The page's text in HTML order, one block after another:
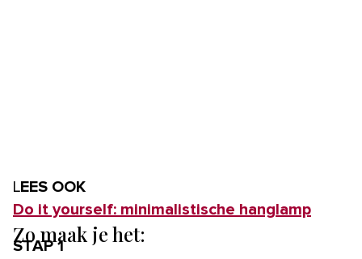
LEES OOK
Do it yourself: minimalistische hanglamp
Zo maak je het:
STAP 1